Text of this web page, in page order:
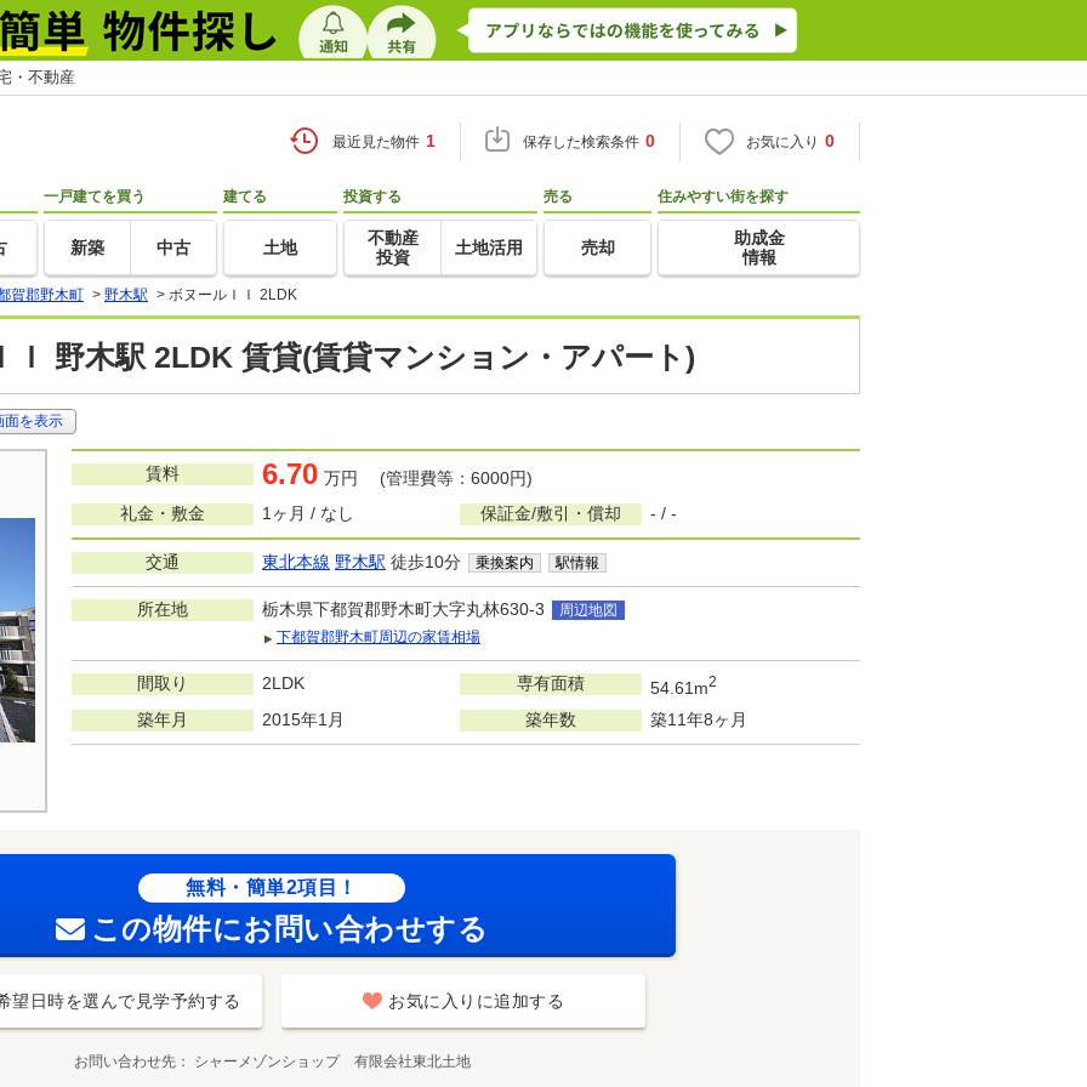
・不動産
最近見た物件 1 保存した検索条件 0 お気に入り 0
一戸建てを買う
新築 中古
建てる
土地
投資する
不動産
投資
土地活用
売る
売却
住みやすい街を探す
助成金
情報
賀郡野木町 > 野木駅 > ボヌールＩＩ 2LDK
Ｉ 野木駅 2LDK 賃貸(賃貸マンション・アパート)
を表示
賃料 6.70 万円 (管理費等：6000円)
礼金・敷金
1ヶ月 / なし 保証金/敷引・償却 - / -
交通 東北本線 野木駅 徒歩10分 乗換案内 駅情報
所在地 栃木県下都賀郡野木町大字丸林630-3
周辺地図
下都賀郡野木町周辺の家賃相場
間取り 2LDK 専有面積 54.61m2
築年月 2015年1月 築年数 築11年8ヶ月
無料・簡単2項目！
この物件にお問い合わせする
望日時を選んで見学予約する お気に入りに追加する
お問い合わせ先 シャーメゾンショップ 有限会社東北土地